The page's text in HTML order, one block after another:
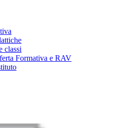
classi
Formativa e RAV